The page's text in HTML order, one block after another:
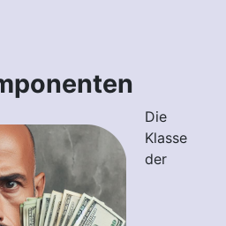
Die
Klasse
der